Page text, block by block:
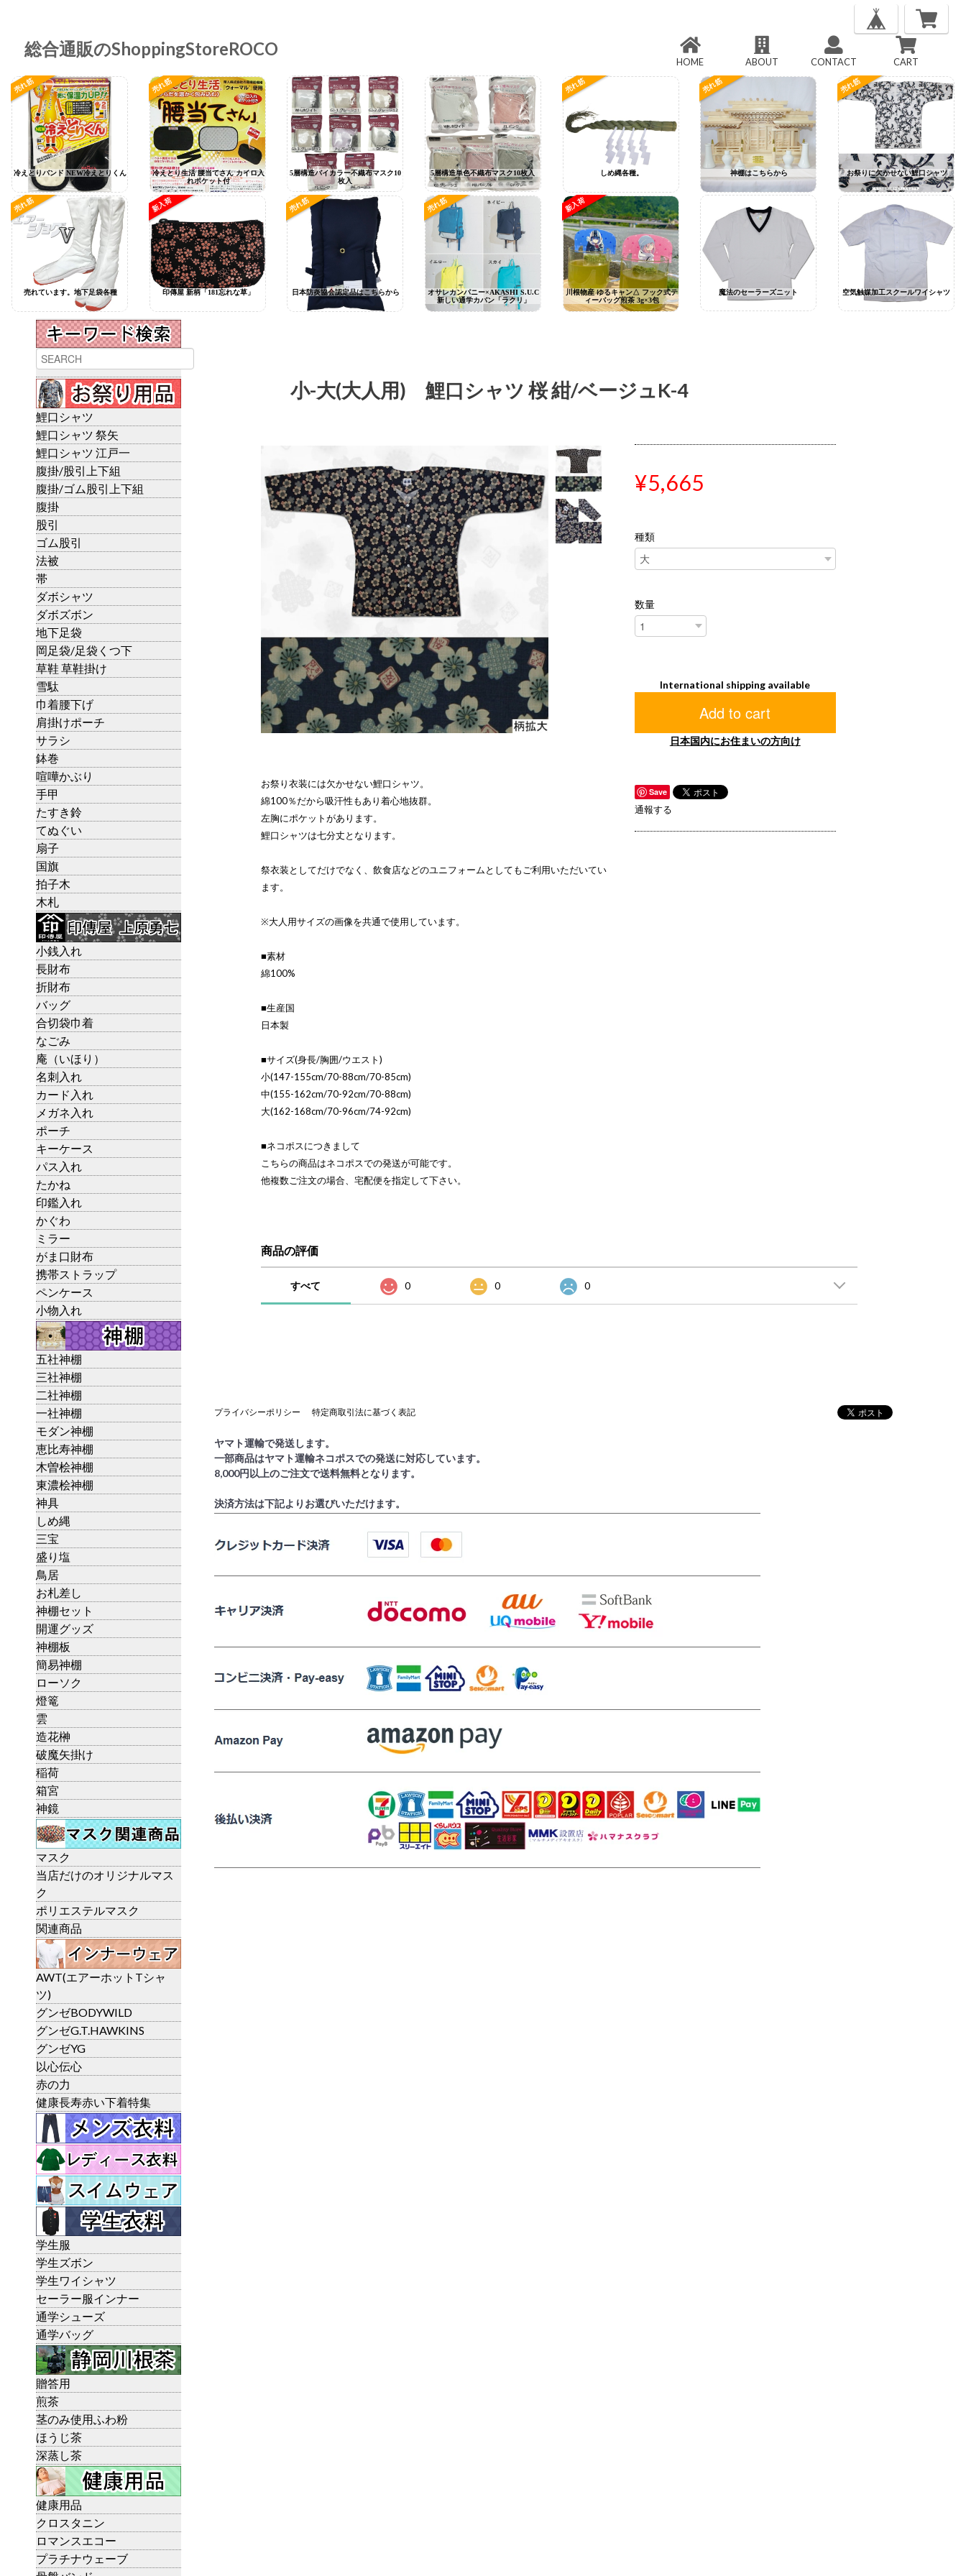
総合通販のShoppingStoreROCO
HOME ABOUT CONTACT CART
鯉口シャツ
鯉口シャツ 祭矢
鯉口シャツ 江戸一
腹掛/股引上下組
腹掛/ゴム股引上下組
腹掛
股引
ゴム股引
法被
帯
ダボシャツ
ダボズボン
地下足袋
岡足袋/足袋くつ下
草鞋 草鞋掛け
雪駄
巾着腰下げ
肩掛けポーチ
サラシ
鉢巻
喧嘩かぶり
手甲
たすき鈴
てぬぐい
扇子
国旗
拍子木
木札
小銭入れ
長財布
折財布
バッグ
合切袋巾着
なごみ
庵（いほり）
名刺入れ
カード入れ
メガネ入れ
ポーチ
キーケース
パス入れ
たかね
印鑑入れ
かぐわ
ミラー
がま口財布
携帯ストラップ
ペンケース
小物入れ
五社神棚
三社神棚
二社神棚
一社神棚
モダン神棚
恵比寿神棚
木曽桧神棚
東濃桧神棚
神具
しめ縄
三宝
盛り塩
鳥居
お札差し
神棚セット
開運グッズ
神棚板
簡易神棚
ローソク
燈篭
雲
造花榊
破魔矢掛け
稲荷
箱宮
神鏡
マスク
当店だけのオリジナルマス
ク
ポリエステルマスク
関連商品
AWT(エアーホットTシャ
ツ)
グンゼBODYWILD
グンゼG.T.HAWKINS
グンゼYG
以心伝心
赤の力
健康長寿赤い下着特集
学生服
学生ズボン
学生ワイシャツ
セーラー服インナー
通学シューズ
通学バッグ
贈答用
煎茶
茎のみ使用ふわ粉
ほうじ茶
深蒸し茶
健康用品
クロスタニン
ロマンスエコー
プラチナウェーブ
小-大(大人用) 鯉口シャツ 桜 紺/ベージュK-4
お祭り衣装には欠かせない鯉口シャツ。
綿100％だから吸汗性もあり着心地抜群。
左胸にポケットがあります。
鯉口シャツは七分丈となります。
祭衣装としてだけでなく、飲食店などのユニフォームとしてもご利用いただいてい
ます。
※大人用サイズの画像を共通で使用しています。
■素材
綿100%
■生産国
日本製
■サイズ(身長/胸囲/ウエスト)
小(147-155cm/70-88cm/70-85cm)
中(155-162cm/70-92cm/70-88cm)
大(162-168cm/70-96cm/74-92cm)
■ネコポスにつきまして
こちらの商品はネコポスでの発送が可能です。
他複数ご注文の場合、宅配便を指定して下さい。
¥5,665
種類
数量
International shipping available
Add to cart
日本国内にお住まいの方向け
Save
通報する
商品の評価
すべて 0 0 0
プライバシーポリシー 特定商取引法に基づく表記
ヤマト運輸で発送します。
一部商品はヤマト運輸ネコポスでの発送に対応しています。
8,000円以上のご注文で送料無料となります。
決済方法は下記よりお選びいただけます。